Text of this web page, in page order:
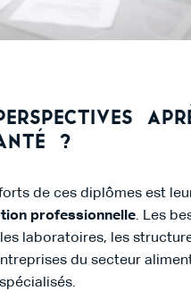
?
de ces diplômes est
professionnelle. Les
laboratoires, les
du secteur